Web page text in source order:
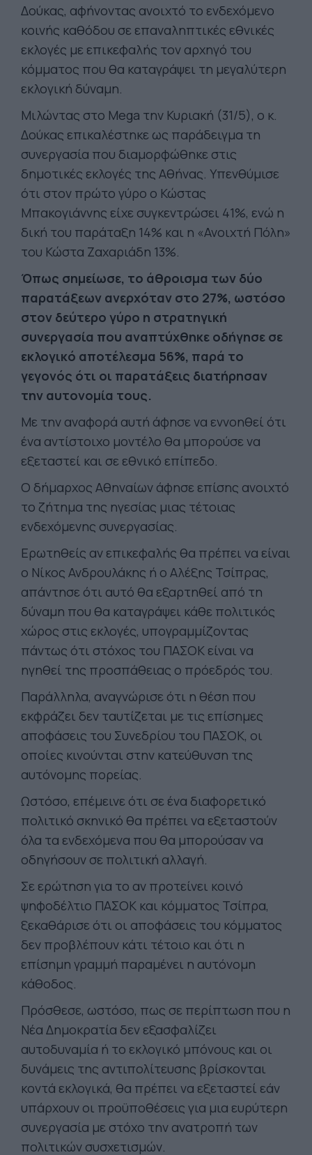
Δούκας, αφήνοντας ανοιχτό το ενδεχόμενο
κοινής καθόδου σε επαναληπτικές εθνικές
εκλογές με επικεφαλής τον αρχηγό του
κόμματος που θα καταγράψει τη μεγαλύτερη
εκλογική δύναμη.
Μιλώντας στο Mega την Κυριακή (31/5), ο κ.
Δούκας επικαλέστηκε ως παράδειγμα τη
συνεργασία που διαμορφώθηκε στις
δημοτικές εκλογές της Αθήνας. Υπενθύμισε
ότι στον πρώτο γύρο ο Κώστας
Μπακογιάννης είχε συγκεντρώσει 41%, ενώ η
δική του παράταξη 14% και η «Ανοιχτή Πόλη»
του Κώστα Ζαχαριάδη 13%.
Όπως σημείωσε, το άθροισμα των δύο
παρατάξεων ανερχόταν στο 27%, ωστόσο
στον δεύτερο γύρο η στρατηγική
συνεργασία που αναπτύχθηκε οδήγησε σε
εκλογικό αποτέλεσμα 56%, παρά το
γεγονός ότι οι παρατάξεις διατήρησαν
την αυτονομία τους.
Με την αναφορά αυτή άφησε να εννοηθεί ότι
ένα αντίστοιχο μοντέλο θα μπορούσε να
εξεταστεί και σε εθνικό επίπεδο.
Ο δήμαρχος Αθηναίων άφησε επίσης ανοιχτό
το ζήτημα της ηγεσίας μιας τέτοιας
ενδεχόμενης συνεργασίας.
Ερωτηθείς αν επικεφαλής θα πρέπει να είναι
ο Νίκος Ανδρουλάκης ή ο Αλέξης Τσίπρας,
απάντησε ότι αυτό θα εξαρτηθεί από τη
δύναμη που θα καταγράψει κάθε πολιτικός
χώρος στις εκλογές, υπογραμμίζοντας
πάντως ότι στόχος του ΠΑΣΟΚ είναι να
ηγηθεί της προσπάθειας ο πρόεδρός του.
Παράλληλα, αναγνώρισε ότι η θέση που
εκφράζει δεν ταυτίζεται με τις επίσημες
αποφάσεις του Συνεδρίου του ΠΑΣΟΚ, οι
οποίες κινούνται στην κατεύθυνση της
αυτόνομης πορείας.
Ωστόσο, επέμεινε ότι σε ένα διαφορετικό
πολιτικό σκηνικό θα πρέπει να εξεταστούν
όλα τα ενδεχόμενα που θα μπορούσαν να
οδηγήσουν σε πολιτική αλλαγή.
Σε ερώτηση για το αν προτείνει κοινό
ψηφοδέλτιο ΠΑΣΟΚ και κόμματος Τσίπρα,
ξεκαθάρισε ότι οι αποφάσεις του κόμματος
δεν προβλέπουν κάτι τέτοιο και ότι η
επίσημη γραμμή παραμένει η αυτόνομη
κάθοδος.
Πρόσθεσε, ωστόσο, πως σε περίπτωση που η
Νέα Δημοκρατία δεν εξασφαλίζει
αυτοδυναμία ή το εκλογικό μπόνους και οι
δυνάμεις της αντιπολίτευσης βρίσκονται
κοντά εκλογικά, θα πρέπει να εξεταστεί εάν
υπάρχουν οι προϋποθέσεις για μια ευρύτερη
συνεργασία με στόχο την ανατροπή των
πολιτικών συσχετισμών.